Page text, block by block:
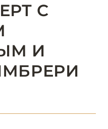
С
И
MALDIVES: ВАШ